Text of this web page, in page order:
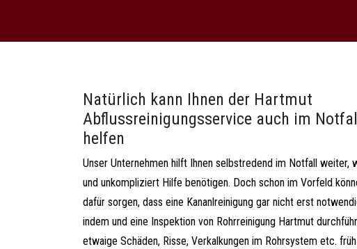
Natürlich kann Ihnen der Hartmut
Abflussreinigungsservice auch im
helfen
Unser Unternehmen hilft Ihnen selbstredend im Notfall weiter,
und unkompliziert Hilfe benötigen. Doch schon im Vorfeld
dafür sorgen, dass eine Kananlreinigung gar nicht erst
indem und eine Inspektion von Rohrreinigung Hartmut
etwaige Schäden, Risse, Verkalkungen im Rohrsystem etc.